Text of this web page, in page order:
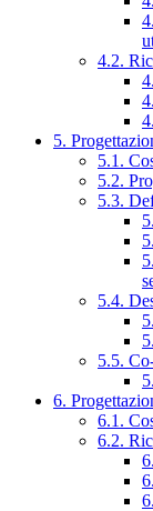
4.2.
5.
5.1.
5.2.
5.3.
5.4.
5.5.
6.
6.1.
6.2.